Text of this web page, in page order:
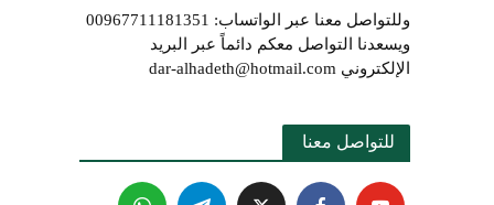
وللتواصل معنا عبر الواتساب: 00967711181351
ويسعدنا التواصل معكم دائماً عبر البريد
الإلكتروني dar-alhadeth@hotmail.com
للتواصل معنا